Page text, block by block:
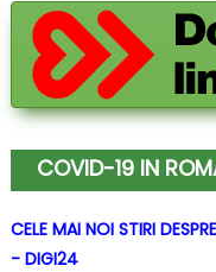
COVID-19 IN
CELE MAI NOI STIRI
- DIGI24